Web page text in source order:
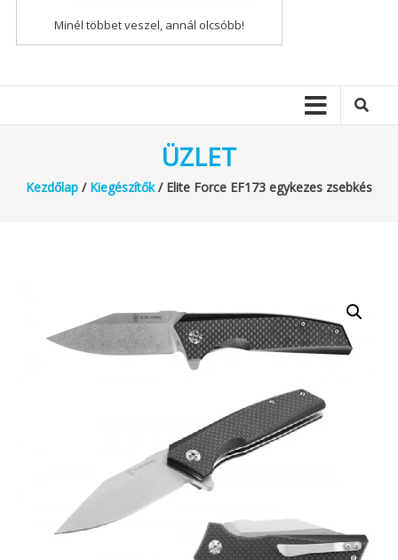
Minél többet veszel, annál olcsóbb!
ÜZLET
Kezdőlap/ Kiegészítők/ Elite Force EF173 egykezes zsebkés